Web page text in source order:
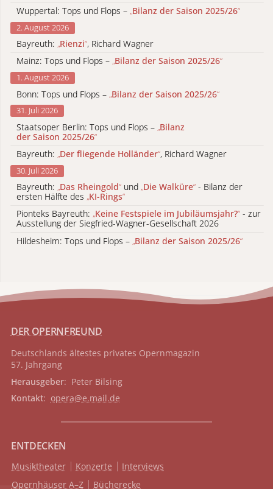
Wuppertal: Tops und Flops – „Bilanz der Saison 2025/26“
2. August 2026
Bayreuth: „Rienzi“, Richard Wagner
Mainz: Tops und Flops – „Bilanz der Saison 2025/26“
1. August 2026
Bonn: Tops und Flops – „Bilanz der Saison 2025/26“
31. Juli 2026
Staatsoper Berlin: Tops und Flops – „Bilanz
der Saison 2025/26“
Bayreuth: „Der fliegende Holländer“, Richard Wagner
30. Juli 2026
Bayreuth: „Das Rheingold“ und „Die Walküre“ - Bilanz der
ersten Hälfte des „KI-Rings“
Pionteks Bayreuth: „Keine Festspiele im Jubiläumsjahr?“ - zur
Ausstellung der Siegfried-Wagner-Gesellschaft 2026
Hildesheim: Tops und Flops – „Bilanz der Saison 2025/26“
DER OPERNFREUND
Deutschlands ältestes privates Opernmagazin
57. Jahrgang
Herausgeber: Peter Bilsing
Kontakt: opera@e.mail.de
ENTDECKEN
Musiktheater Konzerte
Interviews
Opernhäuser A–Z
Bücherecke